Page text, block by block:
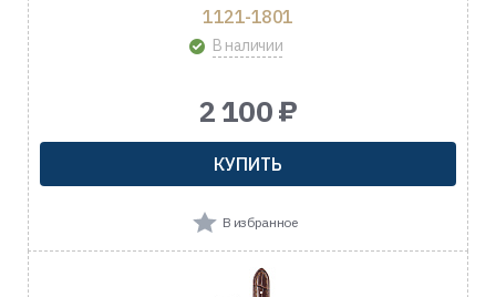
1121-1801
В наличии
2 100 ₽
КУПИТЬ
В избранное